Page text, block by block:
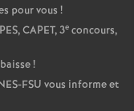
pour vous !
CAPET, 3e concours,
!
FSU vous informe et